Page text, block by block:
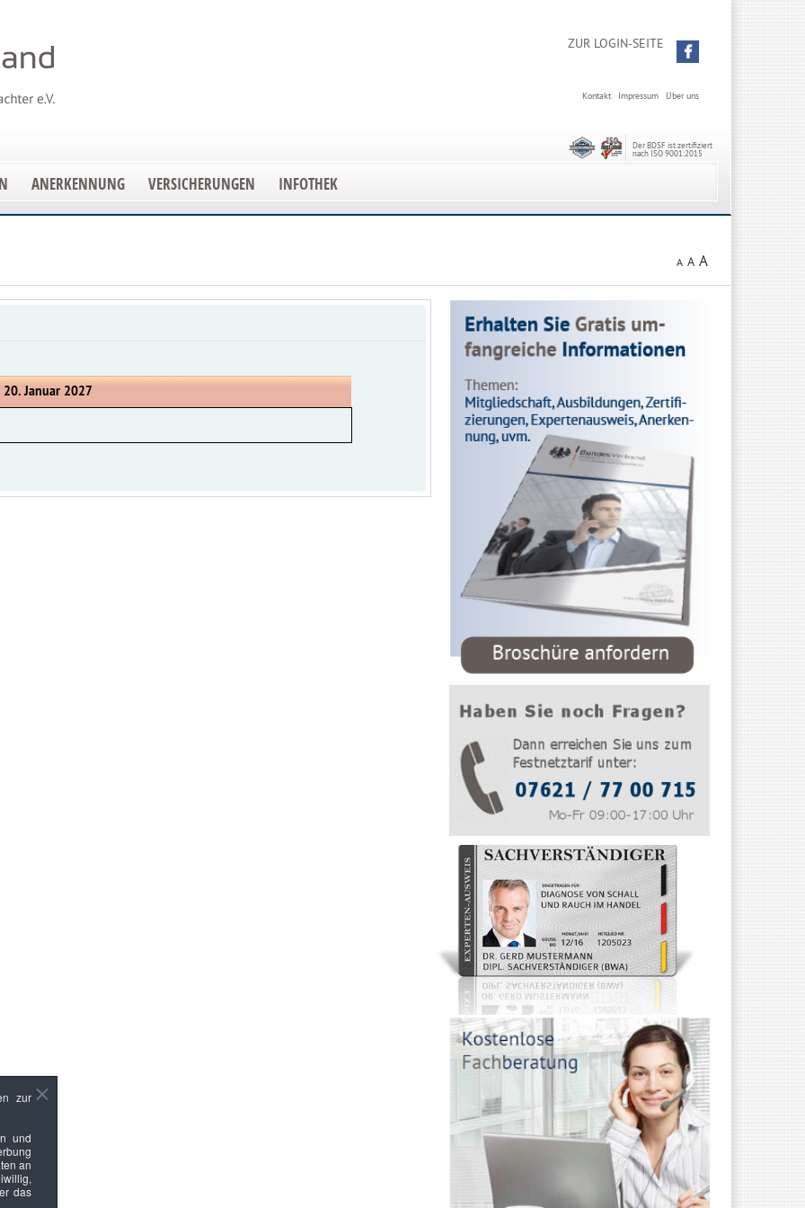
ZUR LOGIN-SEITE
Über uns
Impressum
Kontakt
Der BDSF ist zertifiziert
nach ISO 9001:2015
ANERKENNUNG VERSICHERUNGEN INFOTHEK
A A A
Januar 2027
zur
und
an
das